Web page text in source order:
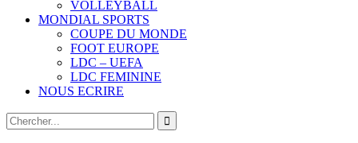
VOLLEYBALL
MONDIAL SPORTS
COUPE DU MONDE
FOOT EUROPE
LDC – UEFA
LDC FEMININE
NOUS ECRIRE